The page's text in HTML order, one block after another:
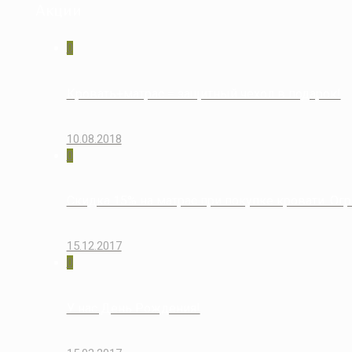
0
10.08.2018
0
15.12.2017
0